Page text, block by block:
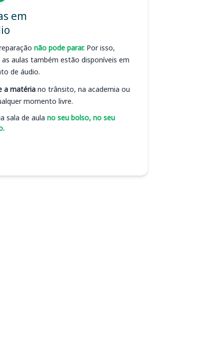
em
não pode parar. Por isso,
aulas também estão disponíveis em
de áudio.
a matéria no trânsito, na academia ou
momento livre.
sala de aula no seu bolso, no seu